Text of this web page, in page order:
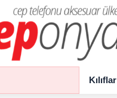
Kılıflar